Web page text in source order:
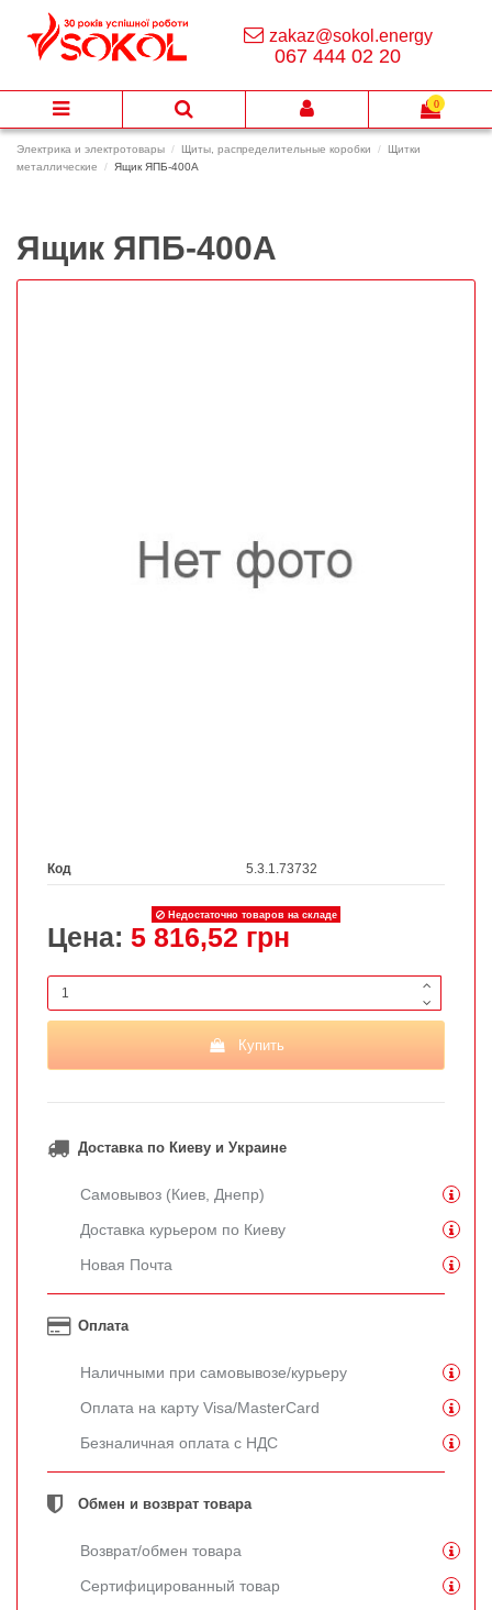
Электрика и электротовары Щиты, распределительные коробки
Щитки
металлические
Ящик ЯПБ-400А
Ящик ЯПБ-400А
Код 5.3.1.73732
Недостаточно товаров на складе
Цена: 5 816,52 грн
Купить
Доставка по Киеву и Украине
Самовывоз (Киев, Днепр)
Доставка курьером по Киеву
Новая Почта
Оплата
Наличными при самовывозе/курьеру
Оплата на карту Visa/MasterCard
Безналичная оплата с НДС
Обмен и возврат товара
Возврат/обмен товара
Сертифицированный товар
zakaz@sokol.energy
067 444 02 20
0